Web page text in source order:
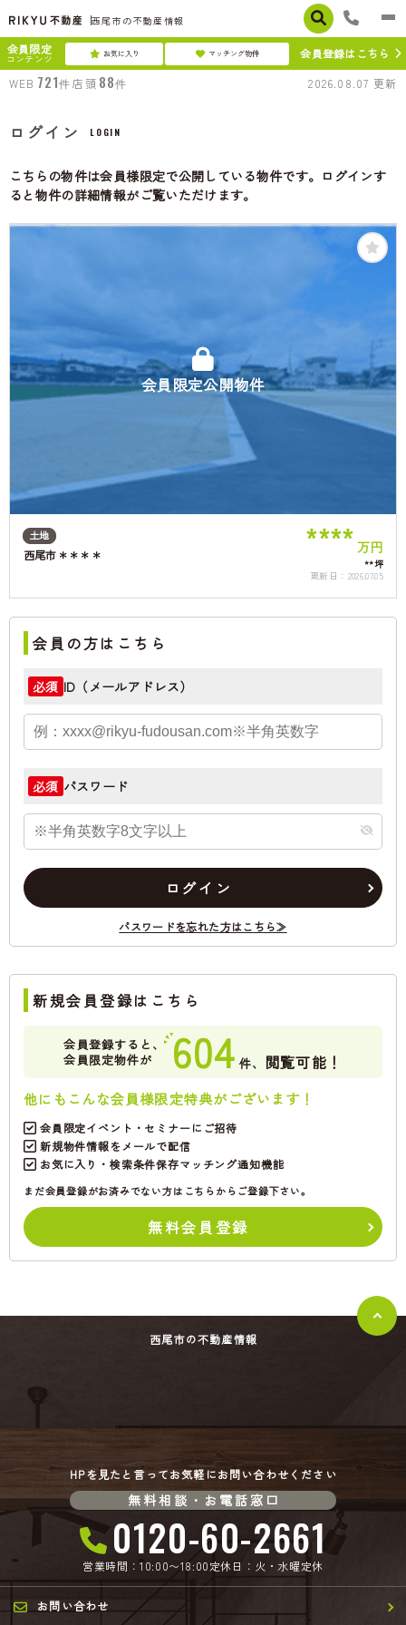
西尾市の不動産情報
会員限定
コンテンツ お気に入り マッチング物件
会員登録はこちら
WEB 721件 店頭 88件 2026.08.07 更新
ログイン LOGIN
こちらの物件は会員様限定で公開している物件です。ログインす
ると物件の詳細情報がご覧いただけます。
会員限定公開物件
土地
西尾市＊＊＊＊ **** 万円
**坪
更新日： 2026.07.05
会員の方はこちら
必須 ID（メールアドレス）
必須 パスワード
ログイン
パスワードを忘れた方はこちら≫
新規会員登録はこちら
会員登録すると、
会員限定物件が
604 件、 閲覧可能！
他にもこんな会員様限定特典がございます！
会員限定イベント・セミナーにご招待
新規物件情報をメールで配信
お気に入り・検索条件保存マッチング通知機能
まだ会員登録がお済みでない方はこちらからご登録下さい。
無料会員登録
西尾市の不動産情報
HPを見たと言ってお気軽にお問い合わせください
無料相談・お電話窓口
0120-60-2661
営業時間：10:00〜18:00定休日：火・水曜定休
お問い合わせ